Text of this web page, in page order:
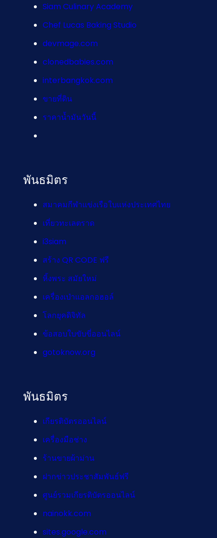
Siam Culinary Academy
Chef Lucas Baking Studio
devmage.com
clonedbabies.com
interbangkok.com
ขายที่ดิน
ราคาน้ำมันวันนี้
พันธมิตร
สมาคมกีฬาแข่งเรือใบแห่งประเทศไทย
เที่ยวทะเลตราด
i3siam
สร้าง QR CODE ฟรี
หิ้งพระ สมัยใหม่
เครื่องเป่าแอลกอฮอล์
โลกยุคดิจิทัล
ข้อสอบใบขับขี่ออนไลน์
gotoknow.org
พันธมิตร
เกียรติบัตรออนไลน์
เครื่องมือช่าง
ร้านขายผ้าม่าน
ฝากข่าวประชาสัมพันธ์ฟรี
ศูนย์รวมเกียรติบัตรออนไลน์
nainokk.com
sites.google.com